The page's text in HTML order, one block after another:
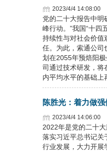
2023/4/4 14:08:00
党的二十大报告中明
峰行动。”我国“十四
持续性与对社会价值
任。为此，索通公司
划在2055年预焙阳
司通过技术研发，将
内平均水平的基础上
陈胜光：着力做
2023/4/4 14:06:00
2022年是党的二十
落实习近平总书记关
行业发展，大力开展